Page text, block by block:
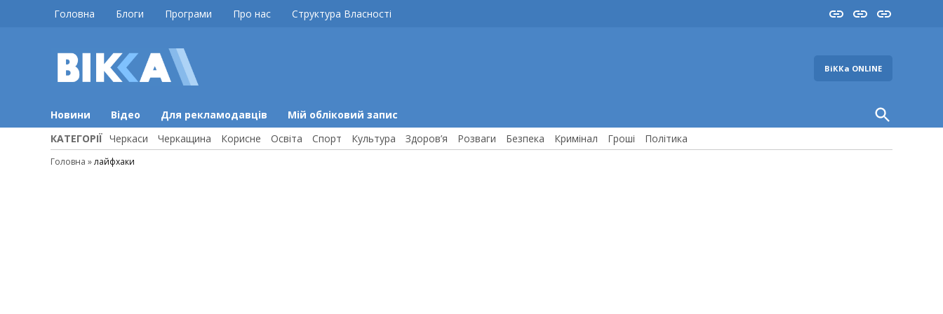
Головна Блоги Програми Про нас Структура Власності InstaYouTube
FB
ВіККа ONLINE
Новини Відео Для рекламодавців Мій обліковий запис
Open
Search
КАТЕГОРІЇ Черкаси Черкащина Корисне Освіта Спорт Культура Здоров’я Розваги Безпека Кримінал Гроші Політика
Головна »лайфхаки